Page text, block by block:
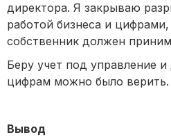
директора. Я закрываю
работой бизнеса и
собственник должен
Беру учет под управление
цифрам можно было верить.
Вывод